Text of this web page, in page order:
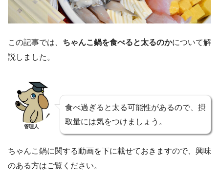
この記事では、 ちゃんこ鍋を食べると太るのかについて解
説しました。
管理人
食べ過ぎると太る可能性があるので、摂
取量には気をつけましょう。
ちゃんこ鍋に関する動画を下に載せておきますので、興味
のある方はご覧ください。